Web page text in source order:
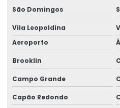
Aluguel de gerador trifásico
Aluguel de gerador trifásico em
Aluguel de geradores de energia
Aluguel de geradores para
Aluguel de geradores para
São Domingos
Vila Leopoldina
Aeroporto
Brooklin
Campo Grande
Capão Redondo